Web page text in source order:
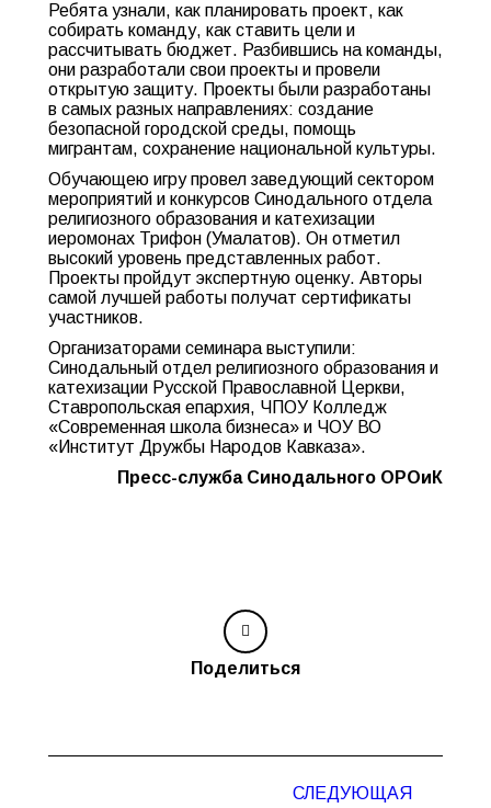
Ребята узнали, как планировать проект, как
собирать команду, как ставить цели и
рассчитывать бюджет. Разбившись на команды,
они разработали свои проекты и провели
открытую защиту. Проекты были разработаны
в самых разных направлениях: создание
безопасной городской среды, помощь
мигрантам, сохранение национальной культуры.
Обучающею игру провел заведующий сектором
мероприятий и конкурсов Синодального отдела
религиозного образования и катехизации
иеромонах Трифон (Умалатов). Он отметил
высокий уровень представленных работ.
Проекты пройдут экспертную оценку. Авторы
самой лучшей работы получат сертификаты
участников.
Организаторами семинара выступили:
Синодальный отдел религиозного образования и
катехизации Русской Православной Церкви,
Ставропольская епархия, ЧПОУ Колледж
«Современная школа бизнеса» и ЧОУ ВО
«Институт Дружбы Народов Кавказа».
Пресс-служба Синодального ОРОиК
Поделиться
СЛЕДУЮЩАЯ